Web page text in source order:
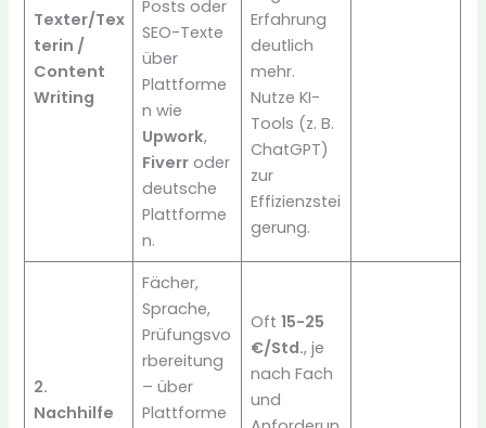
Texter/Tex
terin /
Content
Writing
Posts oder
SEO-Texte
über
Plattforme
n wie
Upwork,
Fiverroder
deutsche
Plattforme
n.
Erfahrung
deutlich
mehr.
Nutze KI-
Tools (z. B.
ChatGPT)
zur
Effizienzstei
gerung.
2.
Nachhilfe
Fächer,
Sprache,
Prüfungsvo
rbereitung
– über
Plattforme
Oft 15-25
€/Std., je
nach Fach
und